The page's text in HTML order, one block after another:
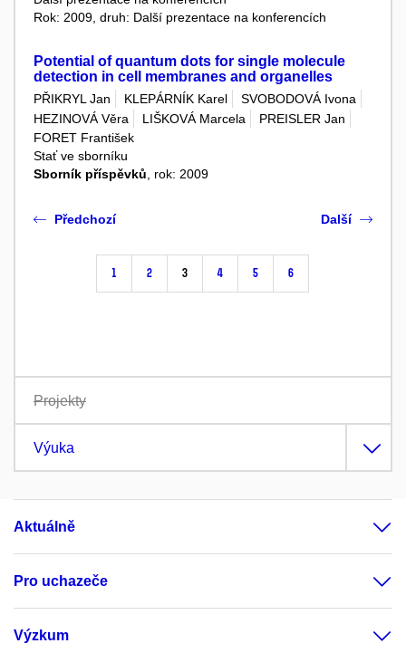
Rok: 2009, druh: Další prezentace na konferencích
Potential of quantum dots for single molecule
detection in cell membranes and organelles
PŘIKRYL Jan KLEPÁRNÍK Karel
SVOBODOVÁ Ivona
HEZINOVÁ Věra
LIŠKOVÁ Marcela
PREISLER Jan
FORET František
Stať ve sborníku
Sborník příspěvků , rok: 2009
Předchozí
1 2 3 4 5 6
Další
Projekty
Výuka
Aktuálně
Pro uchazeče
Výzkum